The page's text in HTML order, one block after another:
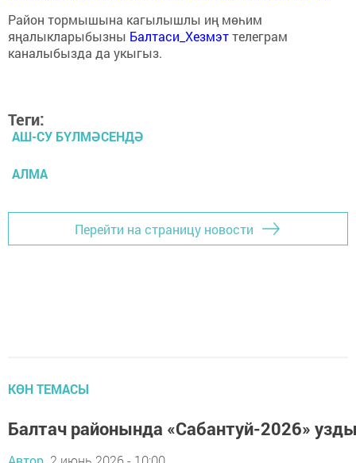
Район тормышына кагылышлы иң мөһим
яңалыкларыбызны Балтаси_Хезмэттелеграм
каналыбызда да укыгыз.
Теги:
АШ-СУ БҮЛМӘСЕНДӘ
АЛМА
Перейти на страницу новости
КӨН ТЕМАСЫ
Балтач районында «Сабантуй-2026»